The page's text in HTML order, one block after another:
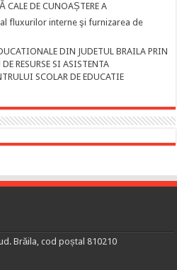
DE CUNOAȘTERE A
fluxurilor interne şi furnizarea de
DIN JUDETUL BRAILA PRIN
RESURSE SI ASISTENTA
SCOLAR DE EDUCATIE
Brăila, cod poștal 810210